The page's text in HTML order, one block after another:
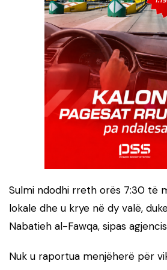
Sulmi ndodhi rreth orës 7:30 të
lokale dhe u krye në dy valë,
Nabatieh al-Fawqa, sipas
Nuk u raportua menjëherë për